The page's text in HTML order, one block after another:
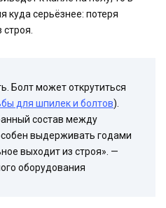
куда серьёзнее: потеря
строя.
Болт может открутиться
для шпилек и болтов).
состав между
выдерживать годами
выходит из строя». —
оборудования